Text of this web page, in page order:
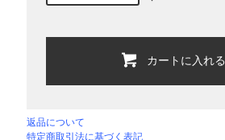
カートに入れる
返品について
特定商取引法に基づく表記